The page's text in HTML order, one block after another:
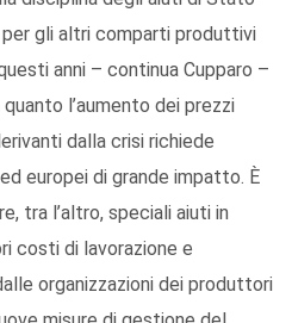
gli altri comparti produttivi
anni – continua Cupparo –
l’aumento dei prezzi
dalla crisi richiede
europei di grande impatto. È
tra l’altro, speciali aiuti in
costi di lavorazione e
organizzazioni dei produttori